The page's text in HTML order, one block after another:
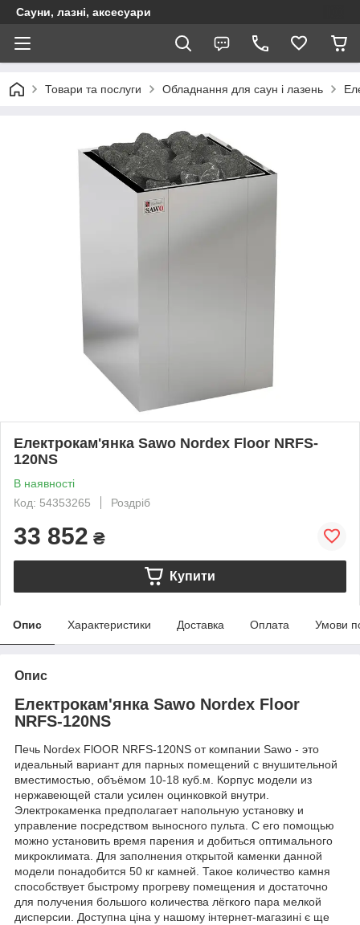
Сауни, лазні, аксесуари
Товари та послуги Обладнання для саун і лазень
Електрокам'янка Sawo Nordex Floor NRFS-
120NS
В наявності
Код: 54353265
Роздріб
33 852 ₴
Купити
Опис Характеристики Доставка Оплата Умови
Опис
Електрокам'янка Sawo Nordex Floor
NRFS-120NS
Печь Nordex FlOOR NRFS-120NS от компании Sawo - это
идеальный вариант для парных помещений с внушительной
вместимостью, объёмом 10-18 куб.м. Корпус модели из
нержавеющей стали усилен оцинковкой внутри.
Электрокаменка предполагает напольную установку и
управление посредством выносного пульта. С его помощью
можно установить время парения и добиться оптимального
микроклимата. Для заполнения открытой каменки данной
модели понадобится 50 кг камней. Такое количество камня
способствует быстрому прогреву помещения и достаточно
для получения большого количества лёгкого пара мелкой
дисперсии. Доступна ціна у нашому інтернет-магазині є ще